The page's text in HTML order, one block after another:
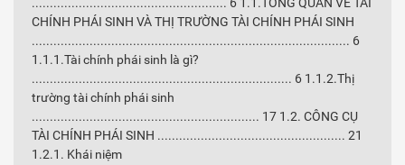
CHÍNH PHÁI SINH VÀ THỊ TRƯỜNG TÀI CHÍNH PHÁI SINH
........................................................................................ 6
1.1.1.Tài chính phái sinh là gì?
........................................................................ 6 1.1.2.Thị
trường tài chính phái sinh
............................................................... 17 1.2. CÔNG CỤ
TÀI CHÍNH PHÁI SINH .................................................... 21
1.2.1. Khái niệm